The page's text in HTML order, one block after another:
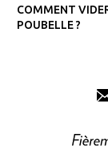
COMMENT
POUBELLE ?